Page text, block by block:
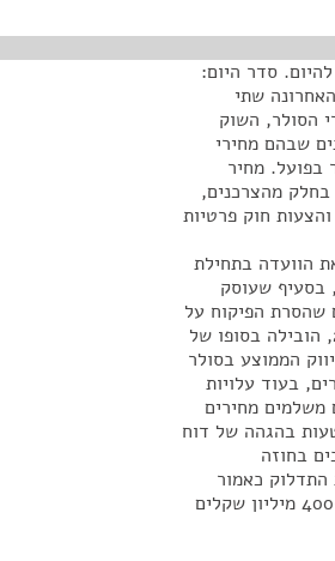
סדר היום:
שתי
הסולר, השוק
שבהם מחירי
בפועל. מחיר
בחלק מהצרכנים,
חוק פרטיות
הוועדה בתחילת
אם אינני טועה, בסעיף שעוסק
שהסרת הפיקוח על
הסולר בתחנות התדלוק בשנת 1993 ובשער בתי הזיקוק בשנת 2007, הובילה בסופו של
הממוצע בסולר
בעוד עלויות
משלמים מחירים
בהגהה של דוח
בחוזה
כאמור
לעיל. אומדן היעדר התחרות" – וכאן שימו לב – "בענף מוערך בכ-400 מיליון שקלים